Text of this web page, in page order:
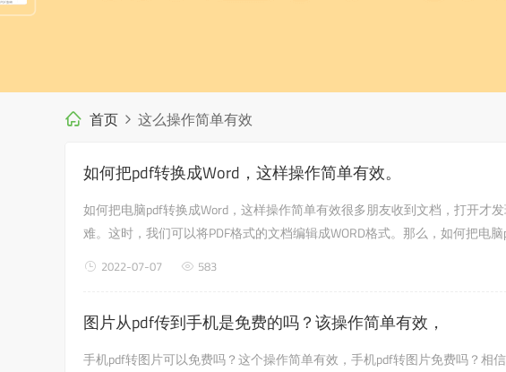
首页 这么操作简单有效
如何把pdf转换成Word，这样操作简单有效。
如何把电脑pdf转换成Word，这样操作简单有效很多朋友收到文档，打开才
难。这时，我们可以将PDF格式的文档编辑成WORD格式。那么，如何把电
2022-07-07 583
图片从pdf传到手机是免费的吗？该操作简单有效，
手机pdf转图片可以免费吗？这个操作简单有效，手机pdf转图片免费吗？相